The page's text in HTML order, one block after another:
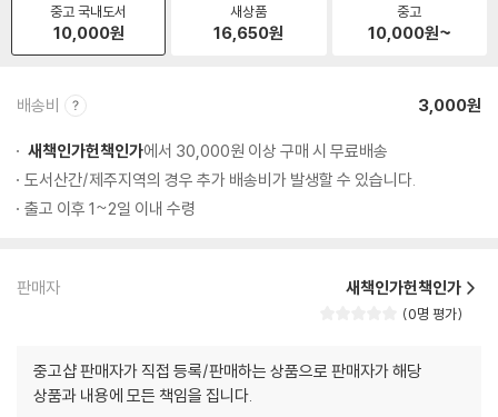
중고 국내도서
10,000원
새상품
16,650원
중고
10,000원~
배송비 3,000원
새책인가헌책인가에서 30,000원 이상 구매 시 무료배송
도서산간/제주지역의 경우 추가 배송비가 발생할 수 있습니다.
출고 이후 1~2일 이내 수령
판매자 새책인가헌책인가
0명 평가
중고샵 판매자가 직접 등록/판매하는 상품으로 판매자가 해당
상품과 내용에 모든 책임을 집니다.